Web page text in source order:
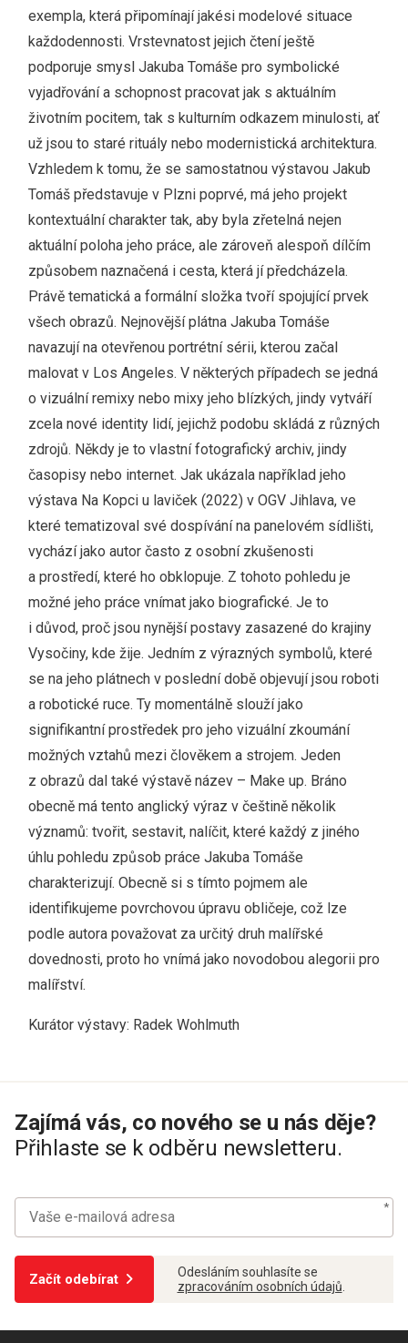
exempla, která připomínají jakési modelové situace
každodennosti. Vrstevnatost jejich čtení ještě
podporuje smysl Jakuba Tomáše pro symbolické
vyjadřování a schopnost pracovat jak s aktuálním
životním pocitem, tak s kulturním odkazem minulosti, ať
už jsou to staré rituály nebo modernistická architektura.
Vzhledem k tomu, že se samostatnou výstavou Jakub
Tomáš představuje v Plzni poprvé, má jeho projekt
kontextuální charakter tak, aby byla zřetelná nejen
aktuální poloha jeho práce, ale zároveň alespoň dílčím
způsobem naznačená i cesta, která jí předcházela.
Právě tematická a formální složka tvoří spojující prvek
všech obrazů. Nejnovější plátna Jakuba Tomáše
navazují na otevřenou portrétní sérii, kterou začal
malovat v Los Angeles. V některých případech se jedná
o vizuální remixy nebo mixy jeho blízkých, jindy vytváří
zcela nové identity lidí, jejichž podobu skládá z různých
zdrojů. Někdy je to vlastní fotografický archiv, jindy
časopisy nebo internet. Jak ukázala například jeho
výstava Na Kopci u laviček (2022) v OGV Jihlava, ve
které tematizoval své dospívání na panelovém sídlišti,
vychází jako autor často z osobní zkušenosti
a prostředí, které ho obklopuje. Z tohoto pohledu je
možné jeho práce vnímat jako biografické. Je to
i důvod, proč jsou nynější postavy zasazené do krajiny
Vysočiny, kde žije. Jedním z výrazných symbolů, které
se na jeho plátnech v poslední době objevují jsou roboti
a robotické ruce. Ty momentálně slouží jako
signifikantní prostředek pro jeho vizuální zkoumání
možných vztahů mezi člověkem a strojem. Jeden
z obrazů dal také výstavě název – Make up. Bráno
obecně má tento anglický výraz v češtině několik
významů: tvořit, sestavit, nalíčit, které každý z jiného
úhlu pohledu způsob práce Jakuba Tomáše
charakterizují. Obecně si s tímto pojmem ale
identifikujeme povrchovou úpravu obličeje, což lze
podle autora považovat za určitý druh malířské
dovednosti, proto ho vnímá jako novodobou alegorii pro
malířství.
Kurátor výstavy: Radek Wohlmuth
Zajímá vás, co nového se u nás děje?
Přihlaste se k odběru newsletteru.
Začít odebírat
Odesláním souhlasíte se
zpracováním osobních údajů